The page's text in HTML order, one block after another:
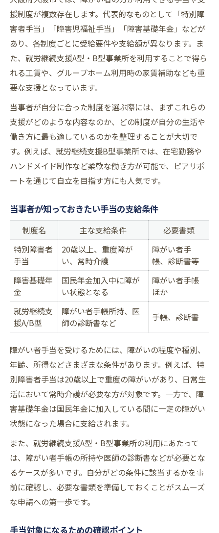
援制度が複数存在します。代表的なものとして「特別障
害者手当」「障害児福祉手当」「障害基礎年金」などが
あり、各制度ごとに受給要件や支給額が異なります。ま
た、就労継続支援A型・B型事業所を利用することで得ら
れる工賃や、グループホーム利用時の家賃補助なども重
要な支援となっています。
当事者が自分に合った制度を選ぶ際には、まずこれらの
支援がどのような内容なのか、どの制度が自分の生活や
働き方に最も適しているのかを整理することが大切で
す。例えば、就労継続支援B型事業所では、在宅勤務や
ハンドメイド制作など柔軟な働き方が可能で、ピアサポ
ートを通じて自立を目指す方にも人気です。
当事者が知っておきたい手当の支給条件
制度名 主な支給条件
必要書類
特別障害者
手当
20歳以上、重度障が
い、常時介護
障がい者手
帳、診断書等
障害基礎年
金
国民年金加入中に障が
い状態となる
障がい者手帳
ほか
就労継続支
援A/B型
障がい者手帳所持、医
師の診断書など
手帳、診断書
障がい者手当を受けるためには、障がいの程度や種別、
年齢、所得などさまざまな条件があります。例えば、特
別障害者手当は20歳以上で重度の障がいがあり、日常生
活において常時介護が必要な方が対象です。一方で、障
害基礎年金は国民年金に加入している間に一定の障がい
状態になった場合に支給されます。
また、就労継続支援A型・B型事業所の利用にあたって
は、障がい者手帳の所持や医師の診断書などが必要とな
るケースが多いです。自分がどの条件に該当するかを事
前に確認し、必要な書類を準備しておくことがスムーズ
な申請への第一歩です。
手当対象になるための確認ポイント